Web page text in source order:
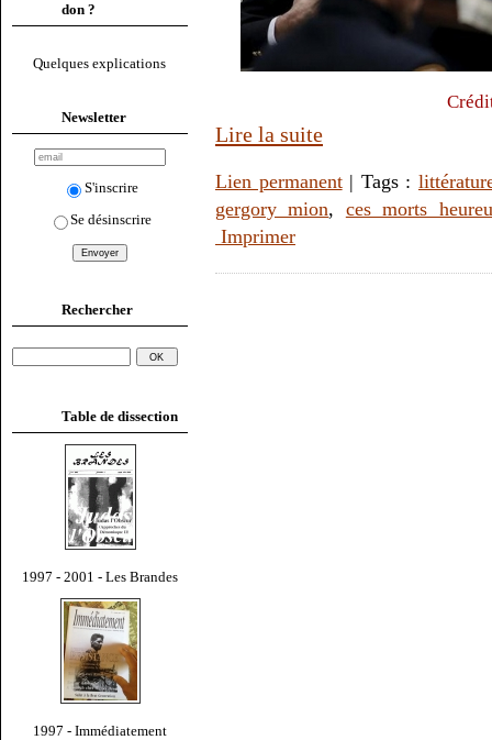
don ?
Quelques explications
Newsletter
S'inscrire
Se désinscrire
Rechercher
Table de dissection
1997 - 2001 - Les Brandes
1997 - Immédiatement
Lire la suite
Lien permanent| Tags :
gergory mion, ces morts
Imprimer